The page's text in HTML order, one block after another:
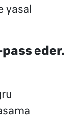
yasal
pass eder.